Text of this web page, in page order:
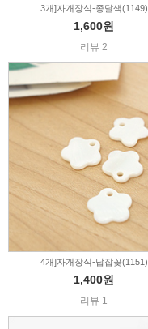
3개]자개장식-종달색(1149)
1,600원
리뷰 2
4개]자개장식-납잡꽃(1151)
1,400원
리뷰 1